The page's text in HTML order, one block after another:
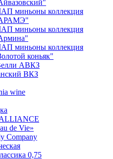
миньоны коллекция
миньоны коллекция
миньоны коллекция
коньяк"
АВКЗ
ВКЗ
wine
de Vie»
Company
0,75